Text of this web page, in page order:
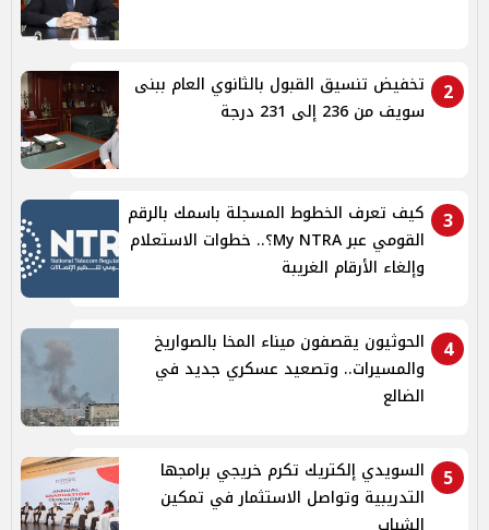
2
تخفيض تنسيق القبول بالثانوي العام ببنى
سويف من 236 إلى 231 درجة
3
كيف تعرف الخطوط المسجلة باسمك بالرقم
القومي عبر My NTRA؟.. خطوات الاستعلام
وإلغاء الأرقام الغريبة
4
الحوثيون يقصفون ميناء المخا بالصواريخ
والمسيرات.. وتصعيد عسكري جديد في
الضالع
5
السويدي إلكتريك تكرم خريجي برامجها
التدريبية وتواصل الاستثمار في تمكين